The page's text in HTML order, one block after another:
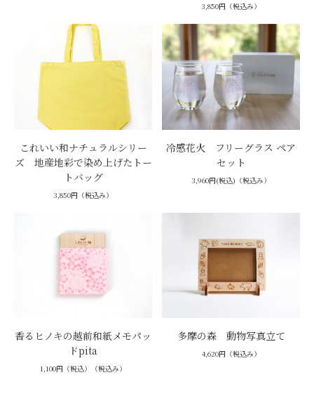
3,850円（税込み）
これいい和ナチュラルシリー
ズ 地産地彩で染め上げたトー
トバッグ
3,850円（税込み）
冷感花火 フリーグラス ペア
セット
3,960円(税込)（税込み）
香るヒノキの越前和紙メモパッ
ドpita
1,100円（税込）（税込み）
多摩の森 動物写真立て
4,620円（税込み）